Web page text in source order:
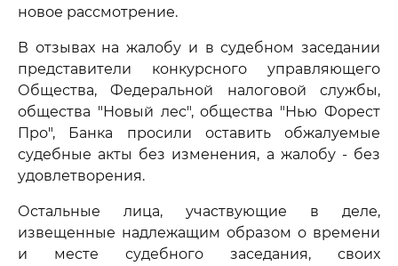
новое рассмотрение.
В отзывах на жалобу и в судебном заседании
представители конкурсного управляющего
Общества, Федеральной налоговой службы,
общества "Новый лес", общества "Нью Форест
Про", Банка просили оставить обжалуемые
судебные акты без изменения, а жалобу - без
удовлетворения.
Остальные лица, участвующие в деле,
извещенные надлежащим образом о времени
и месте судебного заседания, своих